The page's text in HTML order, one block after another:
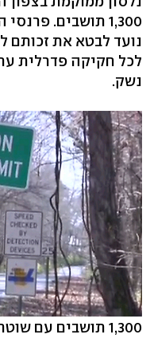
1,300 תושבים.
נועד לבטא את זכותם
לכל חקיקה פדרלית
נשק.
1,300 תושבים עם שוטר אחד. העיירה נלסון